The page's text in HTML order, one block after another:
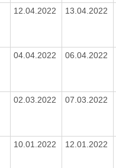
12.04.2022 13.04.2022
04.04.2022 06.04.2022
02.03.2022 07.03.2022
10.01.2022 12.01.2022